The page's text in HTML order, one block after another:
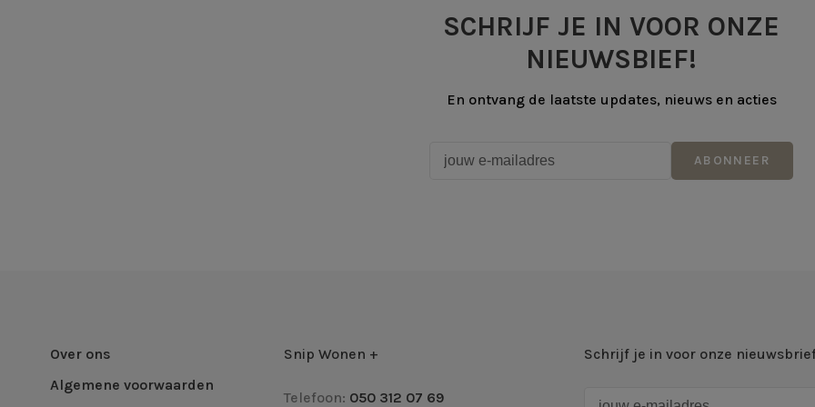
SCHRIJF JE IN VOOR ONZE
NIEUWSBIEF!
En ontvang de laatste updates, nieuws en acties
ABONNEER
Over ons
Algemene voorwaarden
Snip Wonen +
Telefoon: 050 312 07 69
Schrijf je in voor onze